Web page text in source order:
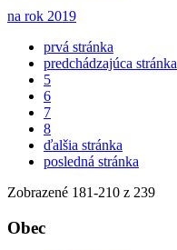
na rok 2019
prvá stránka
predchádzajúca stránka
5
6
7
8
ďalšia stránka
posledná stránka
Zobrazené 181-210 z 239
Obec